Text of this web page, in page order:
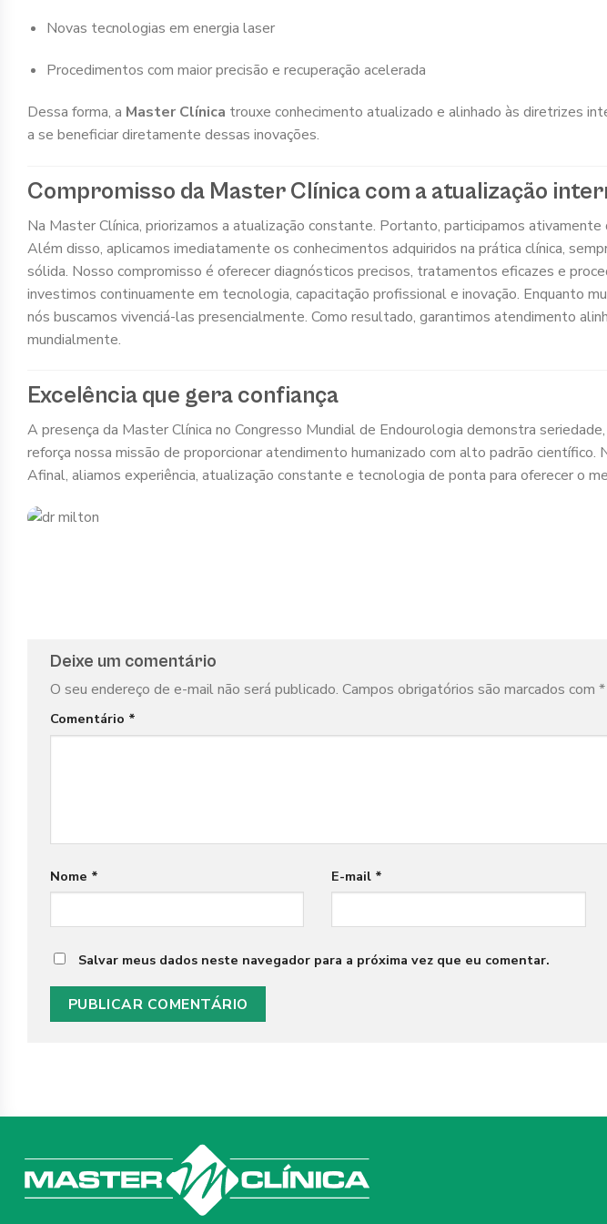
Novas tecnologias em energia laser
Procedimentos com maior precisão e recuperação acelerada
Dessa forma, a Master Clínica trouxe conhecimento atualizado e alinhado às diretrizes
a se beneficiar diretamente dessas inovações.
Compromisso da Master Clínica com a atualização
Na Master Clínica, priorizamos a atualização constante. Portanto, participamos ativamente
Além disso, aplicamos imediatamente os conhecimentos adquiridos na prática clínica,
sólida. Nosso compromisso é oferecer diagnósticos precisos, tratamentos eficazes e
investimos continuamente em tecnologia, capacitação profissional e inovação. Enquanto
nós buscamos vivenciá-las presencialmente. Como resultado, garantimos atendimento
mundialmente.
Excelência que gera confiança
A presença da Master Clínica no Congresso Mundial de Endourologia demonstra
reforça nossa missão de proporcionar atendimento humanizado com alto padrão científico.
Afinal, aliamos experiência, atualização constante e tecnologia de ponta para oferecer o
Deixe um comentário
O seu endereço de e-mail não será publicado. Campos obrigatórios são marcados com *
Comentário *
Nome * E-mail *
Salvar meus dados neste navegador para a próxima vez que eu comentar.